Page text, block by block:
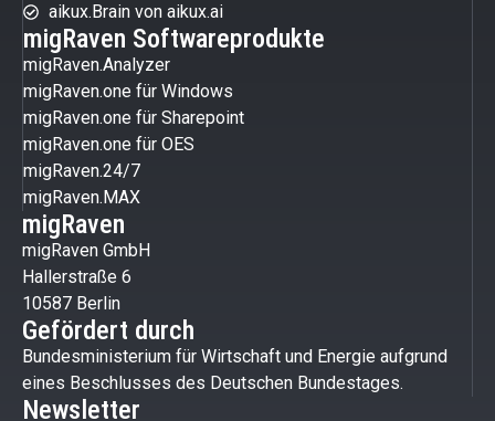
aikux.Brain von aikux.ai
migRaven Softwareprodukte
migRaven.Analyzer
migRaven.one für Windows
migRaven.one für Sharepoint
migRaven.one für OES
migRaven.24/7
migRaven.MAX
migRaven
migRaven GmbH
Hallerstraße 6
10587 Berlin
Gefördert durch
Bundesministerium für Wirtschaft und Energie aufgrund
eines Beschlusses des Deutschen Bundestages.
Newsletter